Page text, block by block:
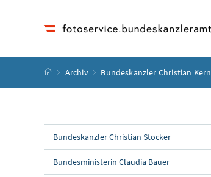
Startseite
Archiv Bundeskanzler Christian Kern
Bundeskanzler Christian Stocker
Bundesministerin Claudia Bauer